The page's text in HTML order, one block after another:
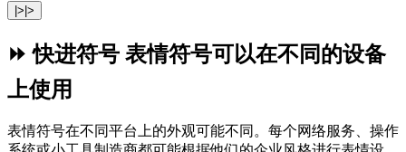
|>|>
⏩ 快进符号 表情符号可以在不同的设备
上使用
表情符号在不同平台上的外观可能不同。每个网络服务、操作